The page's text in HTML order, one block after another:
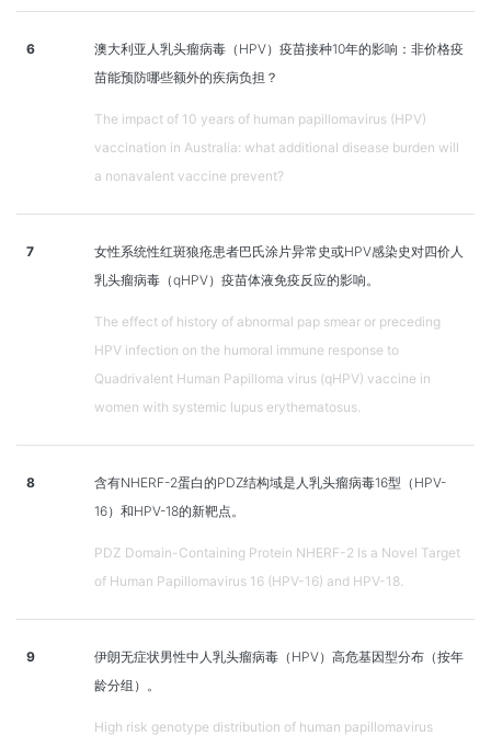
6
澳大利亚人乳头瘤病毒（HPV）疫苗接种10年的影响：非价格疫
苗能预防哪些额外的疾病负担？
The impact of 10 years of human papillomavirus (HPV)
vaccination in Australia: what additional disease burden will
a nonavalent vaccine prevent?
7
女性系统性红斑狼疮患者巴氏涂片异常史或HPV感染史对四价人
乳头瘤病毒（qHPV）疫苗体液免疫反应的影响。
The effect of history of abnormal pap smear or preceding
HPV infection on the humoral immune response to
Quadrivalent Human Papilloma virus (qHPV) vaccine in
women with systemic lupus erythematosus.
8
含有NHERF-2蛋白的PDZ结构域是人乳头瘤病毒16型（HPV-
16）和HPV-18的新靶点。
PDZ Domain-Containing Protein NHERF-2 Is a Novel Target
of Human Papillomavirus 16 (HPV-16) and HPV-18.
9
伊朗无症状男性中人乳头瘤病毒（HPV）高危基因型分布（按年
龄分组）。
High risk genotype distribution of human papillomavirus